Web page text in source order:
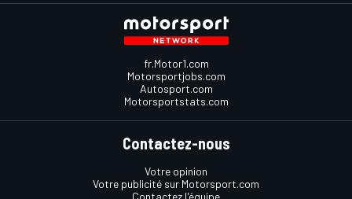
fr.Motor1.com
Motorsportjobs.com
Autosport.com
Motorsportstats.com
Contactez-nous
Votre opinion
Votre publicité sur Motorsport.com
Contactez l'équipe